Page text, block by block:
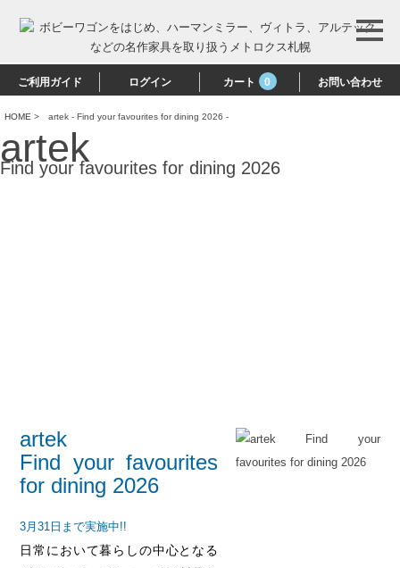
ご利用ガイド ログイン カート 0 お問い合わせ
HOME > artek - Find your favourites for dining 2026 -
artek
Find your favourites for dining 2026
artek
Find your favourites
for dining 2026
3月31日まで実施中!!
日常において暮らしの中心となる